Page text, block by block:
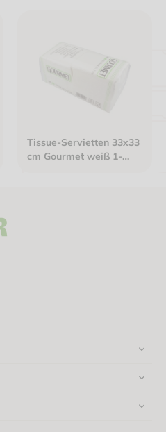
Tissue-Servietten 33x33
cm Gourmet weiß 1-